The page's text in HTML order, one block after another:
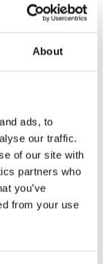
About
ads, to
our traffic.
of our site with
partners who
you’ve
from your use
egetræ med en
detaljer, som du